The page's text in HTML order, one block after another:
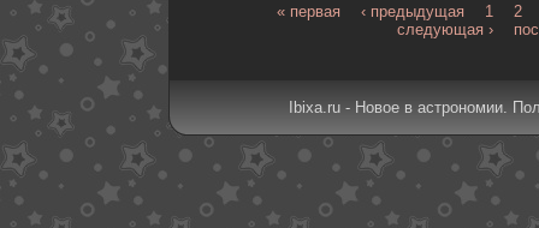
« первая ‹ предыдущая 1
2
следующая ›
Ibixa.ru - Новое в астрономии.